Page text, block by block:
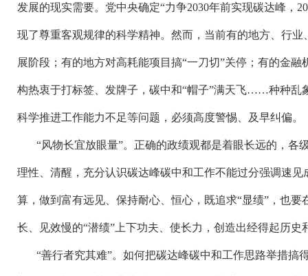
发展的现实需要。党中央确定“力争2030年前实现碳达峰，
现了尊重客观规律的科学精神。然而，当前有的地方、行
展阶段；有的地方对高耗能项目搞“一刀切”关停；有的金
构热衷于打标签、发牌子，碳中和“帽子”满天飞……种种乱
科学推进工作能力不足等问题，必须高度警惕、及早纠偏。
“风物长宜放眼量”。正确的政绩观都是着眼长远的，各
理性、清醒，充分认识碳达峰碳中和工作不能过分强调速
算，做到富有远见、保持耐心、恒心，既追求“显绩”，也
长、见效慢的“潜绩”上下功夫、使长力，创造出经得起历史
“善行者究其难”。如何把碳达峰碳中和工作思路举措搞